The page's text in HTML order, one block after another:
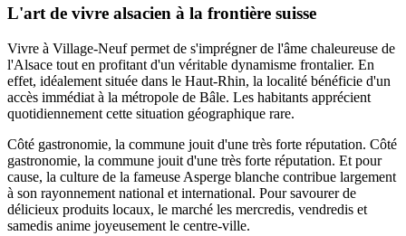
L'art de vivre alsacien à la frontière suisse
Vivre à Village-Neuf permet de s'imprégner de l'âme chaleureuse de
l'Alsace tout en profitant d'un véritable dynamisme frontalier. En
effet, idéalement située dans le Haut-Rhin, la localité bénéficie d'un
accès immédiat à la métropole de Bâle. Les habitants apprécient
quotidiennement cette situation géographique rare.
Côté gastronomie, la commune jouit d'une très forte réputation. Côté
gastronomie, la commune jouit d'une très forte réputation. Et pour
cause, la culture de la fameuse Asperge blanche contribue largement
à son rayonnement national et international. Pour savourer de
délicieux produits locaux, le marché les mercredis, vendredis et
samedis anime joyeusement le centre-ville.